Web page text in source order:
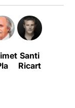
Santi
Ricart